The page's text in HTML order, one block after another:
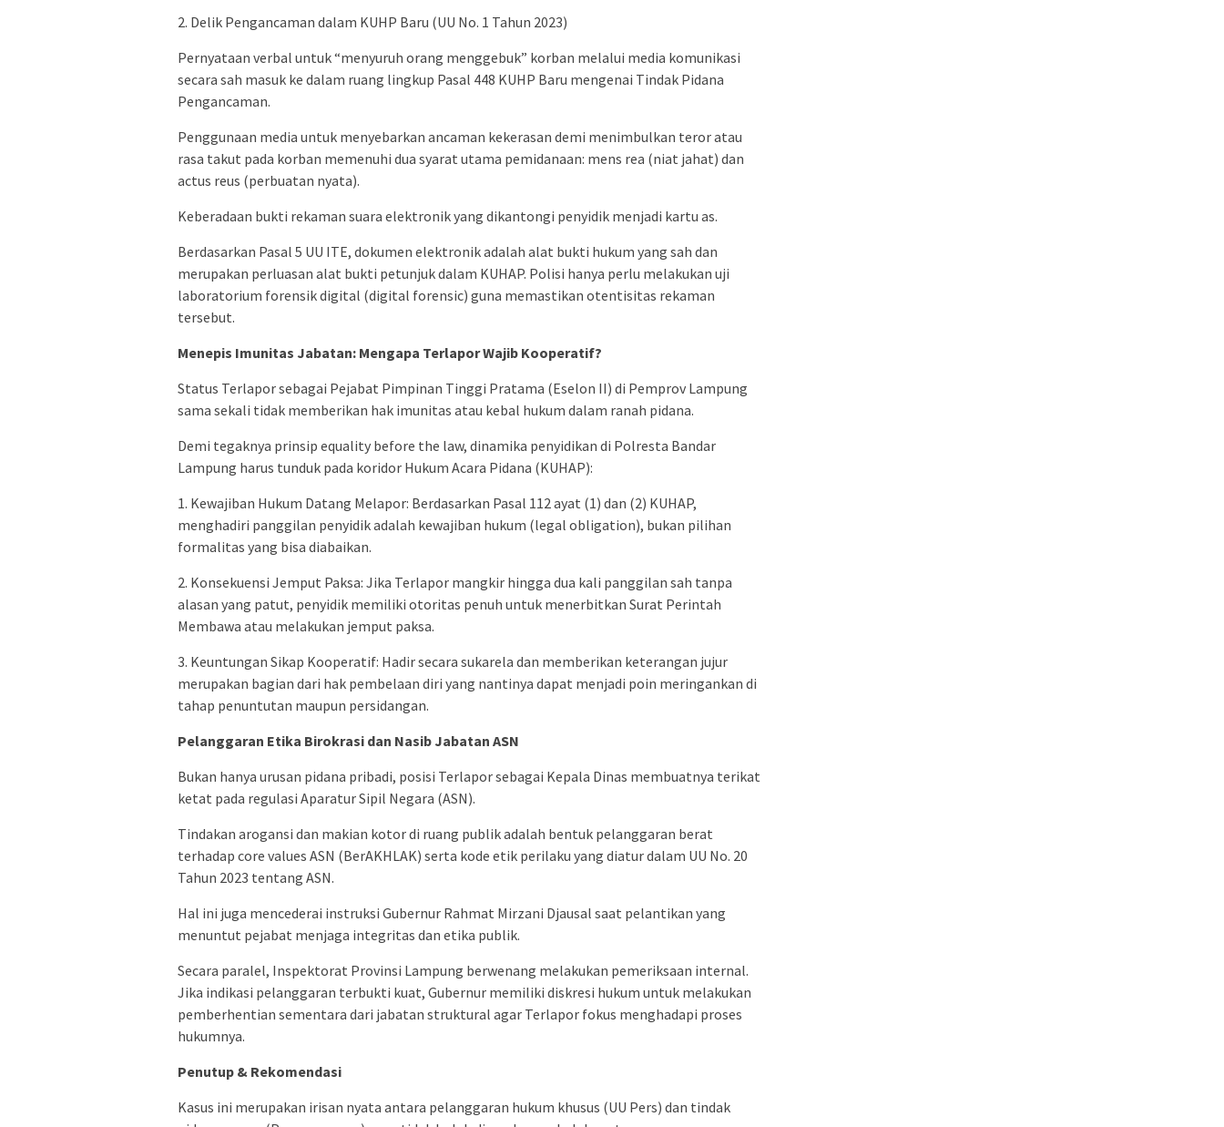
2. Delik Pengancaman dalam KUHP Baru (UU No. 1 Tahun 2023)
Pernyataan verbal untuk “menyuruh orang menggebuk” korban melalui media komunikasi
secara sah masuk ke dalam ruang lingkup Pasal 448 KUHP Baru mengenai Tindak Pidana
Pengancaman.
Penggunaan media untuk menyebarkan ancaman kekerasan demi menimbulkan teror atau
rasa takut pada korban memenuhi dua syarat utama pemidanaan: mens rea (niat jahat) dan
actus reus (perbuatan nyata).
Keberadaan bukti rekaman suara elektronik yang dikantongi penyidik menjadi kartu as.
Berdasarkan Pasal 5 UU ITE, dokumen elektronik adalah alat bukti hukum yang sah dan
merupakan perluasan alat bukti petunjuk dalam KUHAP. Polisi hanya perlu melakukan uji
laboratorium forensik digital (digital forensic) guna memastikan otentisitas rekaman
tersebut.
Menepis Imunitas Jabatan: Mengapa Terlapor Wajib Kooperatif?
Status Terlapor sebagai Pejabat Pimpinan Tinggi Pratama (Eselon II) di Pemprov Lampung
sama sekali tidak memberikan hak imunitas atau kebal hukum dalam ranah pidana.
Demi tegaknya prinsip equality before the law, dinamika penyidikan di Polresta Bandar
Lampung harus tunduk pada koridor Hukum Acara Pidana (KUHAP):
1. Kewajiban Hukum Datang Melapor: Berdasarkan Pasal 112 ayat (1) dan (2) KUHAP,
menghadiri panggilan penyidik adalah kewajiban hukum (legal obligation), bukan pilihan
formalitas yang bisa diabaikan.
2. Konsekuensi Jemput Paksa: Jika Terlapor mangkir hingga dua kali panggilan sah tanpa
alasan yang patut, penyidik memiliki otoritas penuh untuk menerbitkan Surat Perintah
Membawa atau melakukan jemput paksa.
3. Keuntungan Sikap Kooperatif: Hadir secara sukarela dan memberikan keterangan jujur
merupakan bagian dari hak pembelaan diri yang nantinya dapat menjadi poin meringankan di
tahap penuntutan maupun persidangan.
Pelanggaran Etika Birokrasi dan Nasib Jabatan ASN
Bukan hanya urusan pidana pribadi, posisi Terlapor sebagai Kepala Dinas membuatnya terikat
ketat pada regulasi Aparatur Sipil Negara (ASN).
Tindakan arogansi dan makian kotor di ruang publik adalah bentuk pelanggaran berat
terhadap core values ASN (BerAKHLAK) serta kode etik perilaku yang diatur dalam UU No. 20
Tahun 2023 tentang ASN.
Hal ini juga mencederai instruksi Gubernur Rahmat Mirzani Djausal saat pelantikan yang
menuntut pejabat menjaga integritas dan etika publik.
Secara paralel, Inspektorat Provinsi Lampung berwenang melakukan pemeriksaan internal.
Jika indikasi pelanggaran terbukti kuat, Gubernur memiliki diskresi hukum untuk melakukan
pemberhentian sementara dari jabatan struktural agar Terlapor fokus menghadapi proses
hukumnya.
Penutup & Rekomendasi
Kasus ini merupakan irisan nyata antara pelanggaran hukum khusus (UU Pers) dan tindak